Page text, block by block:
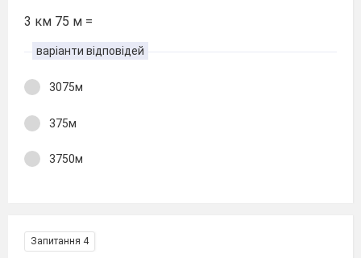
3 км 75 м =
варіанти відповідей
3075м
375м
3750м
Запитання 4